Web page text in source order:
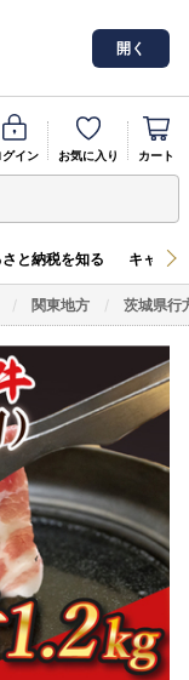
開く
グイン お気に入り カート
と納税を知る キャン
関東地方 茨城県行